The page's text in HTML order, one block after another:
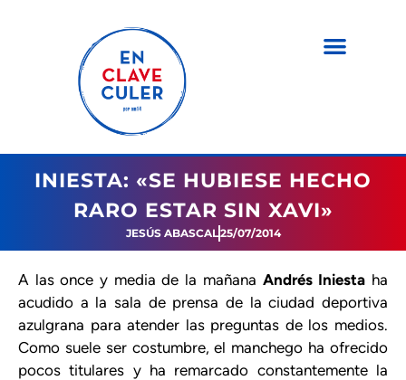
INIESTA: «SE HUBIESE HECHO
RARO ESTAR SIN XAVI»
JESÚS ABASCAL25/07/2014
A las once y media de la mañana Andrés Iniesta ha
acudido a la sala de prensa de la ciudad deportiva
azulgrana para atender las preguntas de los medios.
Como suele ser costumbre, el manchego ha ofrecido
pocos titulares y ha remarcado constantemente la